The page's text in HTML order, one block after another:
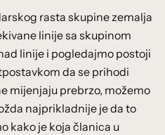
rasta skupine zemalja
linije sa skupinom
linije i pogledajmo postoji
da se prihodi
mijenjaju prebrzo, možemo
najprikladnije je da to
kako je koja članica u